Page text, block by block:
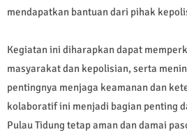
mendapatkan bantuan dari pihak
Kegiatan ini diharapkan dapat
masyarakat dan kepolisian, serta
pentingnya menjaga keamanan dan
kolaboratif ini menjadi bagian penting
Pulau Tidung tetap aman dan damai